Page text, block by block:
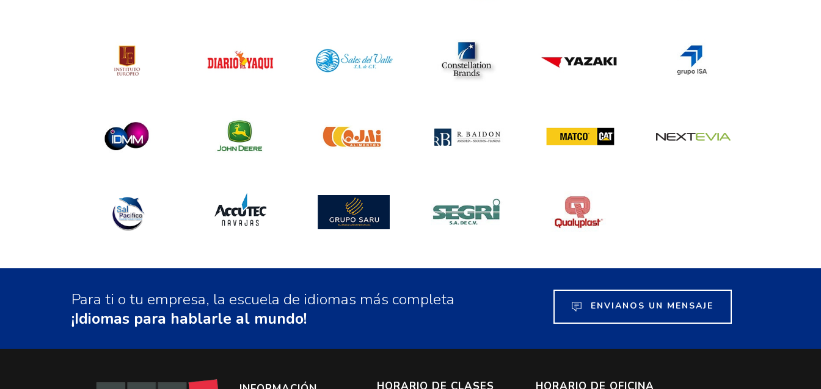
Para ti o tu empresa, la escuela de idiomas más completa
¡Idiomas para hablarle al mundo!
ENVIANOS UN MENSAJE